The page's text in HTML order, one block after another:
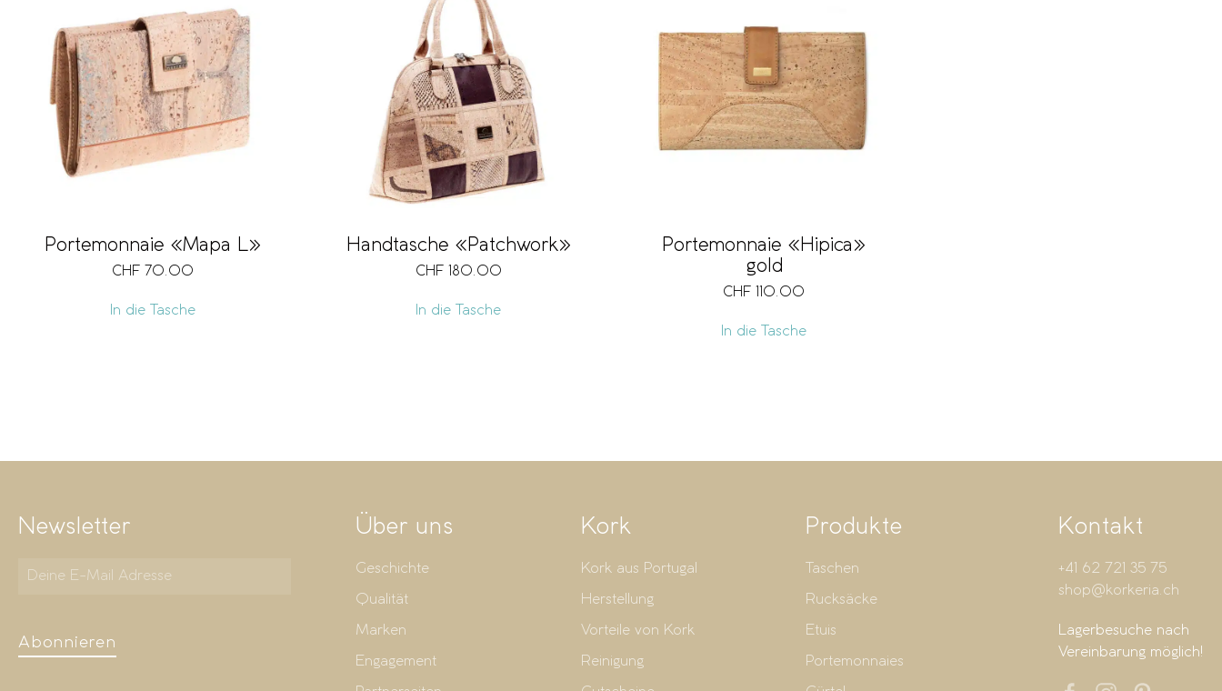
Portemonnaie «Mapa L»
CHF 70.00
In die Tasche
Handtasche «Patchwork»
CHF 180.00
In die Tasche
Portemonnaie «Hipica»
gold
CHF 110.00
In die Tasche
Newsletter
Abonnieren
Über uns
Geschichte
Qualität
Marken
Engagement
Kork
Kork aus Portugal
Herstellung
Vorteile von Kork
Reinigung
Produkte
Taschen
Rucksäcke
Etuis
Portemonnaies
Kontakt
+41 62 721 35 75
shop@korkeria.ch
Lagerbesuche nach
Vereinbarung möglich!